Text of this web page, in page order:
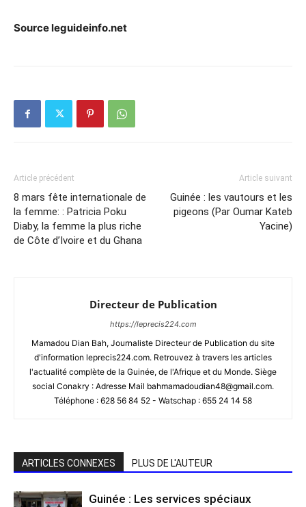
Source leguideinfo.net
Article précédent
8 mars fête internationale de
la femme: : Patricia Poku
Diaby, la femme la plus riche
de Côte d’Ivoire et du Ghana
Article suivant
Guinée : les vautours et les
pigeons (Par Oumar Kateb
Yacine)
Directeur de Publication
https://leprecis224.com
Mamadou Dian Bah, Journaliste Directeur de Publication du site
d'information leprecis224.com. Retrouvez à travers les articles
l'actualité complète de la Guinée, de l'Afrique et du Monde. Siège
social Conakry : Adresse Mail bahmamadoudian48@gmail.com.
Téléphone : 628 56 84 52 - Watschap : 655 24 14 58
ARTICLES CONNEXES PLUS DE L'AUTEUR
Guinée : Les services spéciaux